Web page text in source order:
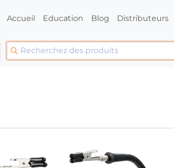
Accueil Education Blog Distributeurs